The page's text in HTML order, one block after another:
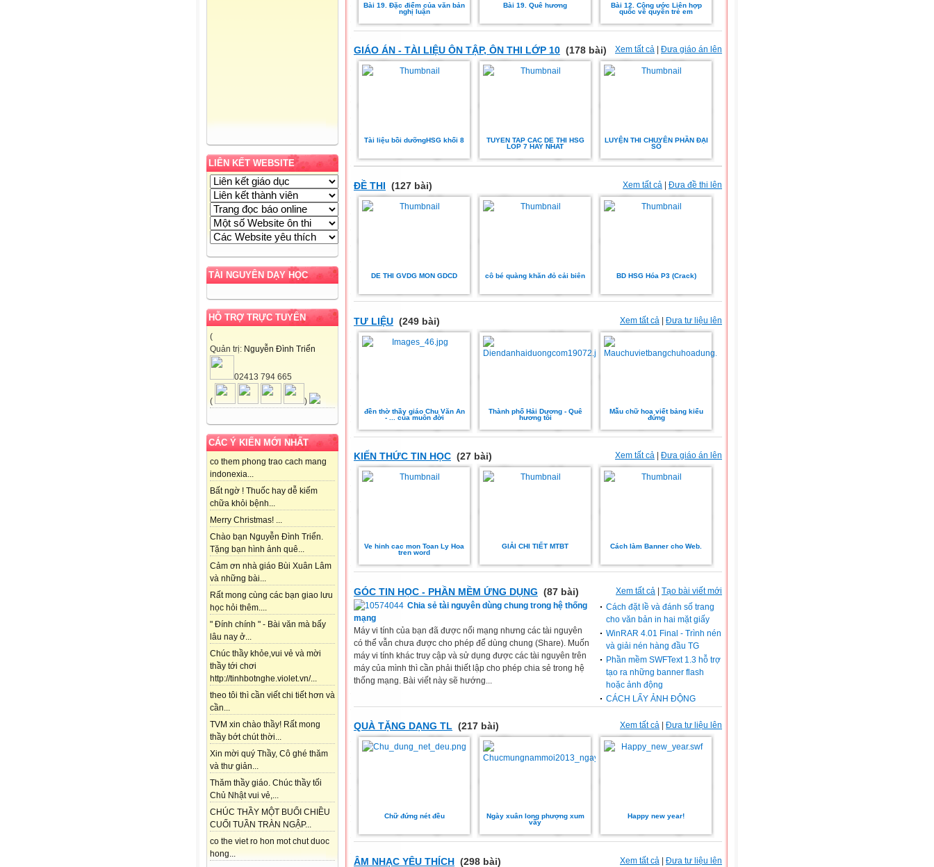
LIÊN KẾT WEBSITE
TÀI NGUYÊN DẠY HỌC
HỖ TRỢ TRỰC TUYẾN
(
Quản trị: Nguyễn Đình Triển
02413 794 665
( )
CÁC Ý KIẾN MỚI NHẤT
co them phong trao cach mang
indonexia...
Bất ngờ ! Thuốc hay dễ kiếm
chữa khỏi bệnh...
Merry Christmas! ...
Chào bạn Nguyễn Đình Triển.
Tặng bạn hình ảnh quê...
Cảm ơn nhà giáo Bùi Xuân Lâm
và những bài...
Rất mong cùng các bạn giao lưu
học hỏi thêm....
" Đính chính " - Bài văn mà bấy
lâu nay ở...
Chúc thầy khỏe,vui vẻ và mời
thầy tới chơi
http://tinhbotnghe.violet.vn/...
theo tôi thì cần viết chi tiết hơn và
cần...
TVM xin chào thầy! Rất mong
thầy bớt chút thời...
Xin mời quý Thầy, Cô ghé thăm
và thư giản...
Thăm thầy giáo. Chúc thầy tối
Chủ Nhật vui vẻ,...
CHÚC THẦY MỘT BUỔI CHIỀU
CUỐI TUẦN TRÀN NGẬP...
co the viet ro hon mot chut duoc
hong...
Bài 19. Đặc điểm của văn bản
nghị luận
Bài 19. Quê hương
Bài 12. Công ước Liên hợp
quốc về quyền trẻ em
Xem tất cả Đưa giáo án lên
GIÁO ÁN - TÀI LIỆU ÔN TẬP, ÔN THI LỚP 10 (178 bài)
Tài liệu bồi dưỡngHSG khối 8
TUYEN TAP CAC DE THI HSG
LOP 7 HAY NHAT
LUYỆN THI CHUYÊN PHẦN ĐẠI
SỐ
Xem tất cả Đưa đề thi lên
ĐỀ THI (127 bài)
DE THI GVDG MON GDCD cô bé quàng khăn đỏ cải biên BD HSG Hóa P3 (Crack)
Xem tất cả | Đưa tư liệu lên
TƯ LIỆU (249 bài)
đền thờ thầy giáo Chu Văn An
- ... của muôn đời
Thành phố Hải Dương - Quê
hương tôi
Mẫu chữ hoa viết bảng kiểu
đứng
Xem tất cả Đưa giáo án lên
KIẾN THỨC TIN HỌC (27 bài)
Ve hinh cac mon Toan Ly Hoa
tren word
GIẢI CHI TIẾT MTBT Cách làm Banner cho Web.
Xem tất cả | Tạo bài viết mới
GÓC TIN HỌC - PHẦN MỀM ỨNG DỤNG (87 bài)
Chia sẻ tài nguyên dùng chung trong hệ thống
mạng
Máy vi tính của bạn đã được nối mạng nhưng các tài nguyên
có thể vẫn chưa được cho phép để dùng chung (Share). Muốn
máy vi tính khác truy cập và sử dụng được các tài nguyên trên
máy của mình thì cần phải thiết lập cho phép chia sẻ trong hệ
thống mạng. Bài viết này sẽ hướng...
Cách đặt lề và đánh số trang
cho văn bản in hai mặt giấy
WinRAR 4.01 Final - Trình nén
và giải nén hàng đầu TG
Phần mềm SWFText 1.3 hỗ trợ
tạo ra những banner flash
hoặc ảnh động
CÁCH LẤY ẢNH ĐỘNG
Xem tất cả Đưa tư liệu lên
QUÀ TẶNG DẠNG TL (217 bài)
Chữ đứng nét đều
Ngày xuân long phượng xum
vầy
Happy new year!
Xem tất cả | Đưa tư liệu lên
ÂM NHẠC YÊU THÍCH (298 bài)